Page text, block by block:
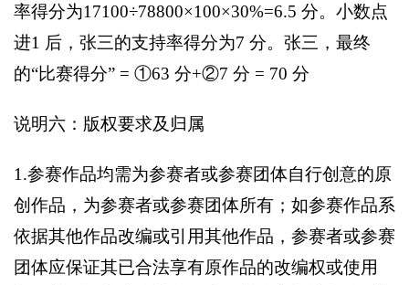
率得分为17100÷78800×100×30%=6.5 分。小数点
进1 后，张三的支持率得分为7 分。张三，最终
的“比赛得分” = ①63 分+②7 分 = 70 分
说明六：版权要求及归属
1.参赛作品均需为参赛者或参赛团体自行创意的原
创作品，为参赛者或参赛团体所有；如参赛作品系
依据其他作品改编或引用其他作品，参赛者或参赛
团体应保证其已合法享有原作品的改编权或使用